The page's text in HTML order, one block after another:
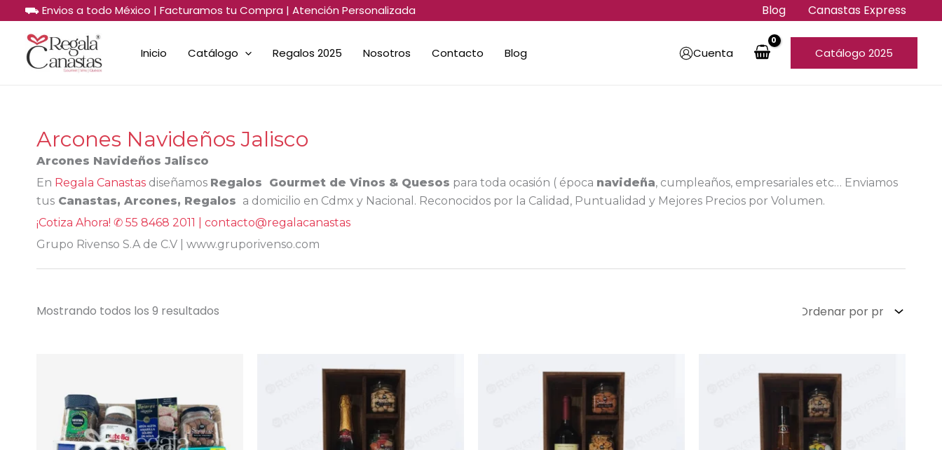
al
contenido
⛟ Envios a todo México | Facturamos tu Compra | Atención Personalizada Blog Canastas Express
Inicio Catálogo Regalos 2025 Nosotros Contacto Blog Cuenta Catálogo 2025
Arcones Navideños Jalisco
Arcones Navideños Jalisco
En Regala Canastas diseñamos Regalos Gourmet de Vinos & Quesos para toda ocasión ( época navideña, cumpleaños, empresariales etc… Enviamos
tus Canastas, Arcones, Regalos a domicilio en Cdmx y Nacional. Reconocidos por la Calidad, Puntualidad y Mejores Precios por Volumen.
¡Cotiza Ahora! ✆ 55 8468 2011 | contacto@regalacanastas
Grupo Rivenso S.A de C.V | www.gruporivenso.com
Mostrando todos los 9 resultados
Sorted
by
to
high